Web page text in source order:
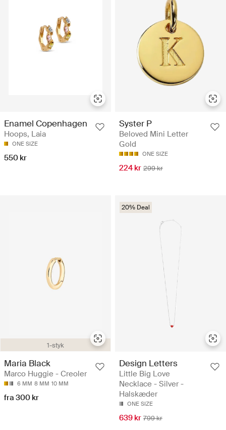
Enamel Copenhagen
Hoops, Laia
ONE SIZE
550 kr
Syster P
Beloved Mini Letter
Gold
ONE SIZE
224 kr 299 kr
1-styk
Maria Black
Marco Huggie - Creoler
6 MM 8 MM 10 MM
fra 300 kr
20% Deal
Design Letters
Little Big Love
Necklace - Silver -
Halskæder
ONE SIZE
639 kr 799 kr